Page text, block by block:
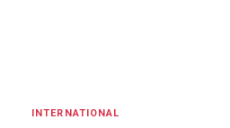
INTERNATIONAL